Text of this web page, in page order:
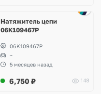
Натяжитель цепи
06K109467P
06K109467P
~
5 месяцев назад
6,750 ₽ 148